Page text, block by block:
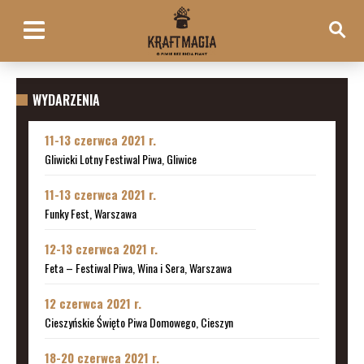
WYDARZENIA
11-13 czerwca 2021 r.
Gliwicki Lotny Festiwal Piwa, Gliwice
11-13 czerwca 2021 r.
Funky Fest, Warszawa
12-13 czerwca 2021 r.
Feta – Festiwal Piwa, Wina i Sera, Warszawa
12 czerwca 2021 r.
Cieszyńskie Święto Piwa Domowego, Cieszyn
18-20 czerwca 2021 r.